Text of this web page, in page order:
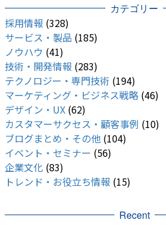
カテゴリー
採用情報 (328)
サービス・製品 (185)
ノウハウ (41)
技術・開発情報 (283)
テクノロジー・専門技術 (194)
マーケティング・ビジネス戦略 (46)
デザイン・UX (62)
カスタマーサクセス・顧客事例 (10)
ブログまとめ・その他 (104)
イベント・セミナー (56)
企業文化 (83)
トレンド・お役立ち情報 (15)
Recent